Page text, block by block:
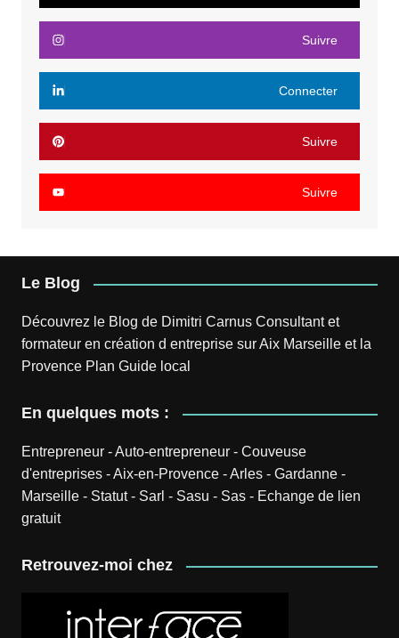
Suivre
Connecter
Suivre
Suivre
Le Blog
Découvrez le Blog de Dimitri CarnusConsultant et
formateur en création d entreprise sur Aix Marseille et la
Provence Plan Guide local
En quelques mots :
Entrepreneur-Auto-entrepreneur- Couveuse
d'entreprises-Aix-en-Provence-Arles- Gardanne-
Marseille- Statut- Sarl - Sasu - Sas- Echange de lien
gratuit
Retrouvez-moi chez